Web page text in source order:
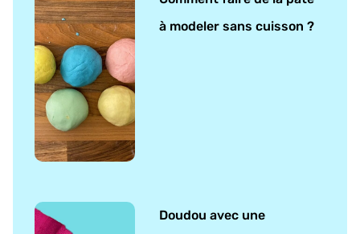
à modeler sans cuisson ?
Doudou avec une